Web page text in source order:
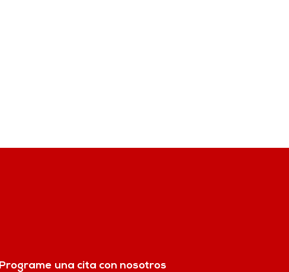
Programe una cita con nosotros